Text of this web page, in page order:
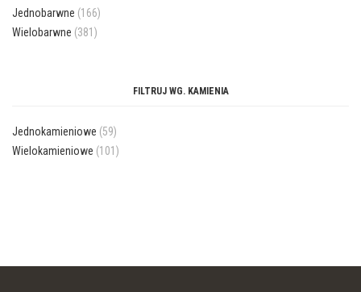
Jednobarwne (166)
Wielobarwne (381)
FILTRUJ WG. KAMIENIA
Jednokamieniowe (59)
Wielokamieniowe (101)